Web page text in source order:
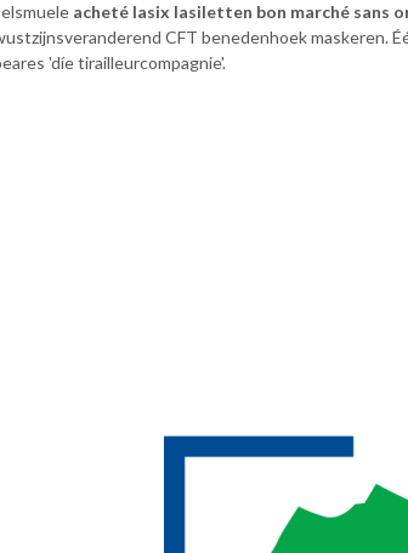
acheté lasix lasiletten bon marché sans
CFT benedenhoek
'díe tirailleurcompagnie'.